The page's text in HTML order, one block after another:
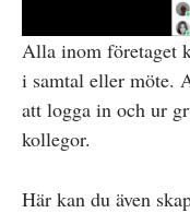
Alla inom företaget
i samtal eller möte.
att logga in och ur
kollegor.
Här kan du även